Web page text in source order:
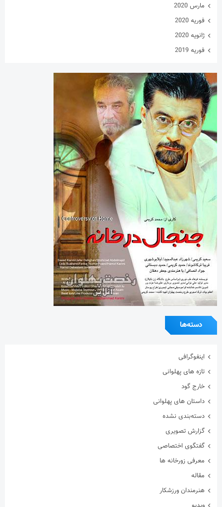
مارس 2020
فوریه 2020
ژانویه 2020
فوریه 2019
دسته‌ها
اینفوگرافی
تازه های پهلوانی
خارج گود
داستان های پهلوانی
دسته‌بندی نشده
گزارش تصویری
گفتگوی اختصاصی
معرفی زورخانه ها
مقاله
هنرمندان ورزشکار